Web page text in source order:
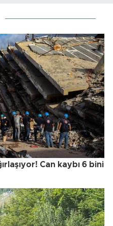
Can kaybı 6 bini